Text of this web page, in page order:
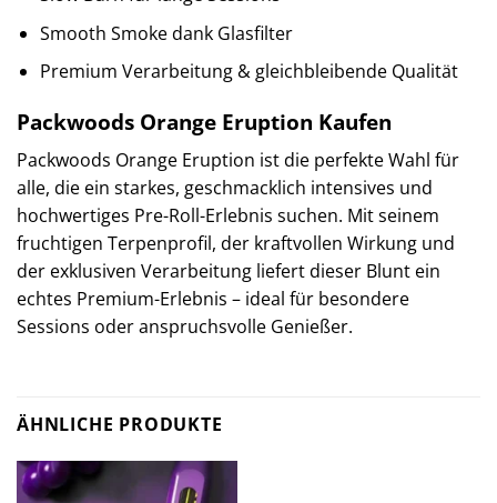
Smooth Smoke dank Glasfilter
Premium Verarbeitung & gleichbleibende Qualität
Packwoods Orange Eruption Kaufen
Packwoods Orange Eruption ist die perfekte Wahl für
alle, die ein starkes, geschmacklich intensives und
hochwertiges Pre-Roll-Erlebnis suchen. Mit seinem
fruchtigen Terpenprofil, der kraftvollen Wirkung und
der exklusiven Verarbeitung liefert dieser Blunt ein
echtes Premium-Erlebnis – ideal für besondere
Sessions oder anspruchsvolle Genießer.
ÄHNLICHE PRODUKTE